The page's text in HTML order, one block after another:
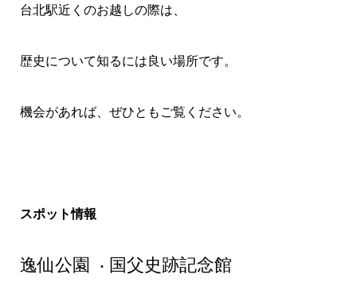
台北駅近くのお越しの際は、
歴史について知るには良い場所です。
機会があれば、ぜひともご覧ください。
スポット情報
逸仙公園 ‧ 国父史跡記念館